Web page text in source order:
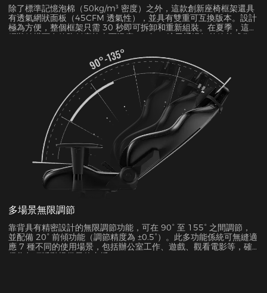
除了標準記憶泡棉（50kg/m³ 密度）之外，這款創新座椅框架還具
有透氣網狀面板（45CFM 透氣性），並具有雙重可互換版本。設計
極為方便，整個框架只需 30 秒即可拆卸和重新組裝。在夏季，這種
網狀結構可有效降低座椅表面溫度 5-8°C，這已通過紅外線熱成像
多場景無限調節
靠背具有精密設計的無限調節功能，可在 90° 至 155° 之間調節，
並配備 20° 前傾功能（調節精度為 ±0.5°）。此多功能係統可無縫適
應 7 種不同的使用場景，包括辦公室工作、遊戲、觀看電影等，確
保為每項活動提供最佳支援。